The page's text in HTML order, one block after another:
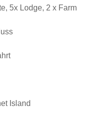
5x Lodge, 2 x Farm
Island